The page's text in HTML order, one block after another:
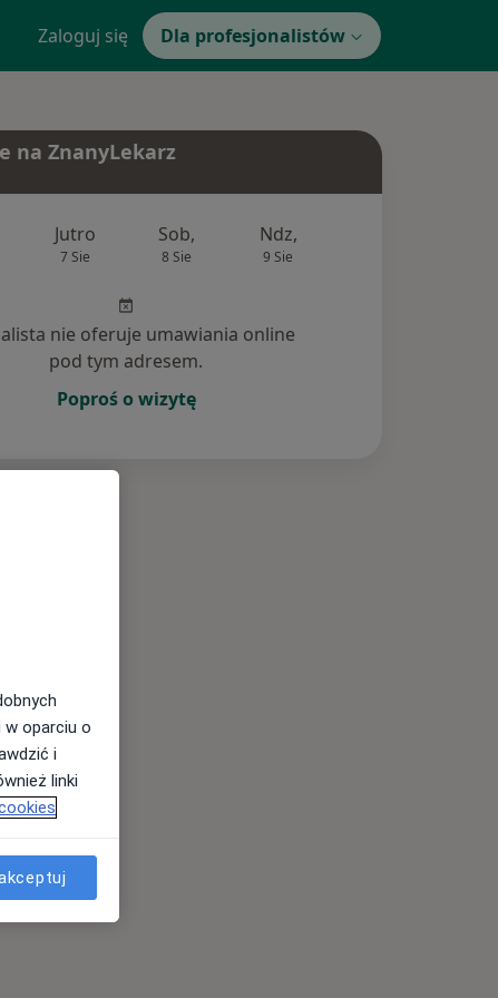
Zaloguj się Dla profesjonalistów
na ZnanyLekarz
Jutro
7 Sie
Sob,
8 Sie
Ndz,
9 Sie
nie oferuje umawiania online
pod tym adresem.
Poproś o wizytę
oparciu o
i
linki